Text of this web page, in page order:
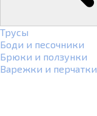
Трусы
Боди и песочники
Брюки и ползунки
Варежки и перчатки